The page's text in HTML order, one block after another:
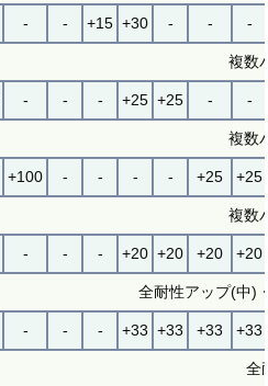
- - +15 +30 - - -
複数
- - - +25 +25 - -
複数
+100 - - - - +25 +25
複数
- - - +20 +20 +20 +20
全耐性アップ(中)
- - - +33 +33 +33 +33
全